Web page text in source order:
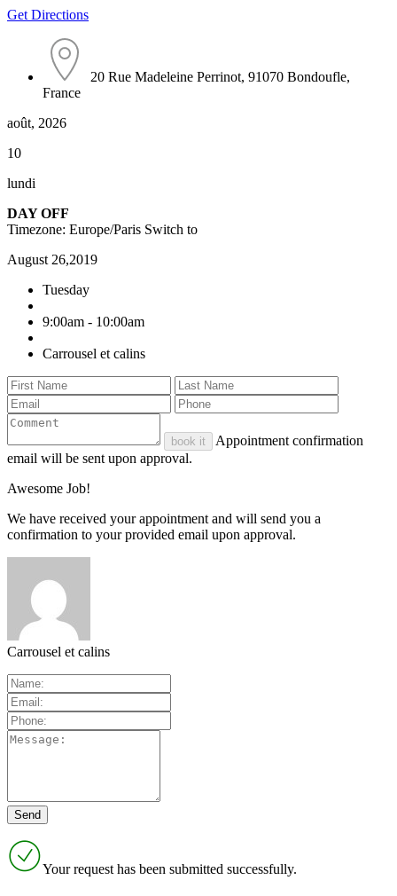
Get Directions
20 Rue Madeleine Perrinot, 91070 Bondoufle,
France
août, 2026
10
lundi
DAY OFF
Timezone: Europe/Paris Switch to
August 26,2019
Tuesday
9:00am - 10:00am
Carrousel et calins
book it
Appointment confirmation
email will be sent upon approval.
Awesome Job!
We have received your appointment and will send you a
confirmation to your provided email upon approval.
Carrousel et calins
Your request has been submitted successfully.